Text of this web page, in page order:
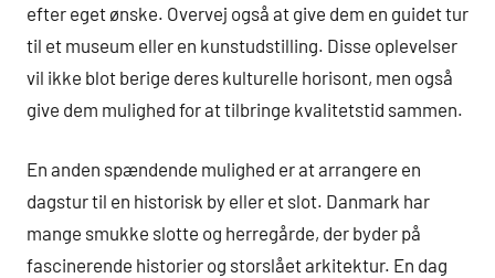
efter eget ønske. Overvej også at give dem en guidet tur
til et museum eller en kunstudstilling. Disse oplevelser
vil ikke blot berige deres kulturelle horisont, men også
give dem mulighed for at tilbringe kvalitetstid sammen.
En anden spændende mulighed er at arrangere en
dagstur til en historisk by eller et slot. Danmark har
mange smukke slotte og herregårde, der byder på
fascinerende historier og storslået arkitektur. En dag